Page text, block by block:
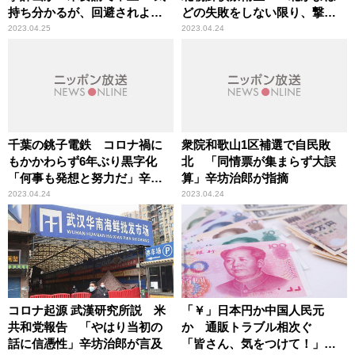
持ち分かるが、回避されよか
った」辛坊治郎指摘
2023.04.25
どの失敗をしない限り、撃ち
落とすことにはならない」辛
2023.04.24
千葉の銚子電鉄 コロナ禍に
もかかわらず6年ぶり黒字化
「何事も発想と努力だ」辛坊
治郎が指摘
2023.04.24
衆院和歌山1区補選で自民敗
北 「同情票が集まらず大誤
算」辛坊治郎が指摘
2023.04.24
コロナ起源 武漢研究所説 米
共和党報告 「やはり当初の
話に信憑性」辛坊治郎が言及
「￥」日本円か中国人民元
か 通販トラブル相次ぐ
「皆さん、気をつけて！」辛